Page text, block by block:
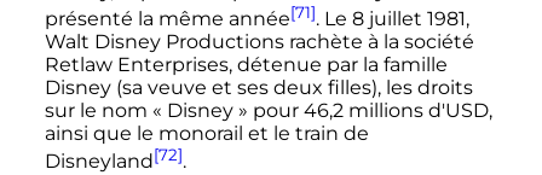
présenté la même année[71]. Le 8 juillet 1981,
Walt Disney Productions rachète à la société
Retlaw Enterprises, détenue par la famille
Disney (sa veuve et ses deux filles), les droits
sur le nom « Disney » pour 46,2 millions d'USD,
ainsi que le monorail et le train de
Disneyland[72].